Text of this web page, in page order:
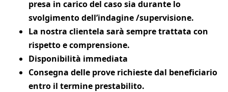
presa in carico del caso sia durante lo
svolgimento dell’indagine /supervisione.
La nostra clientela sarà sempre trattata con
rispetto e comprensione.
Disponibilità immediata
Consegna delle prove richieste dal beneficiario
entro il termine prestabilito.